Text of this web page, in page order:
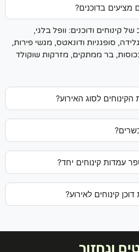
בדוכנים?
ודוכנים: וופל בלגי,
סופגניות ודונאטס, מגשי פירות,
בר ממתקים, מזרקות שוקולד
לסוג האירוע?
קינוחים יחד?
קינוחים לאירוע?
ונחזור